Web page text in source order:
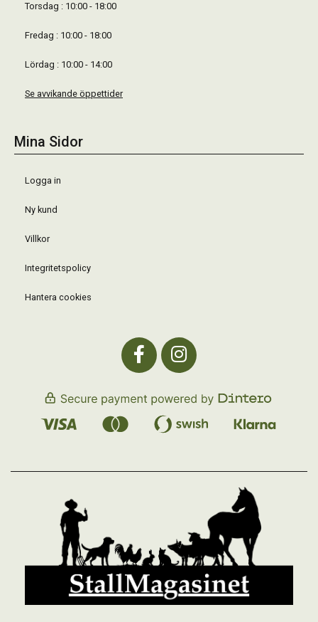
Torsdag : 10:00 - 18:00
Fredag : 10:00 - 18:00
Lördag : 10:00 - 14:00
Se avvikande öppettider
Mina Sidor
Logga in
Ny kund
Villkor
Integritetspolicy
Hantera cookies